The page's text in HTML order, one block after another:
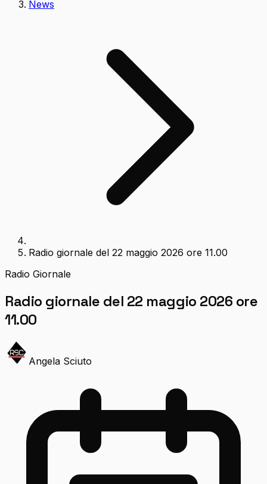
News
Radio giornale del 22 maggio 2026 ore 11.00
Radio Giornale
Radio giornale del 22 maggio 2026 ore
11.00
Angela Sciuto